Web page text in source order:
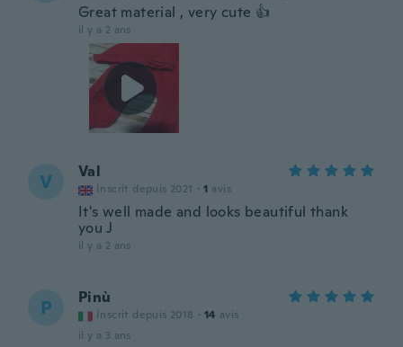
Great material , very cute 👍
il y a 2 ans
V Val
Inscrit depuis 2021 · 1 avis
It's well made and looks beautiful thank
you J
il y a 2 ans
P Pinù
Inscrit depuis 2018 · 14 avis
il y a 3 ans